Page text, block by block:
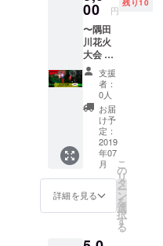
がり、
なって
いく事
を和と
して捉
えた私
達の鶴
が、 イ
ベント
を終え
捨てら
れてし
まう運
りまし
た。 更
ケース
⚠︎メッ
セージ
にて、
ご希望
の
iphone
の種類
をお伝
えくだ
さい！
対応機
iphone
XS-
Max,iph
phoneX
00 円
〜隅田
川花火
大会 at
BONDS
HOUSE
入場チ
ケッ
ト〜 7
月27日
に行わ
れる隅
田川花
火大
会！
BONDS
HOUSE
フトッ
支援
者：
0人
お届
け予
定：
2019
年07
月
詳細を見る
こ
の
リ
タ
ー
ン
を
選
択
す
る